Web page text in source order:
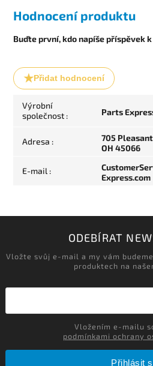
Hodnocení produktu
Buďte první, kdo napíše příspěvek
Přidat hodnocení
Výrobní
společnost : Parts
Adresa :
705
OH 45066
E-mail :
Express.com
ODEBÍRAT
Vložte svůj e-mail a my vám
produktech na
podmínkami ochrany
Přihlásit